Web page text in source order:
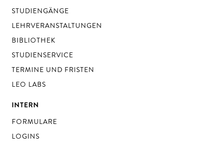
STUDIENGÄNGE
LEHRVERANSTALTUNGEN
BIBLIOTHEK
STUDIENSERVICE
TERMINE UND FRISTEN
LEO LABS
INTERN
FORMULARE
LOGINS